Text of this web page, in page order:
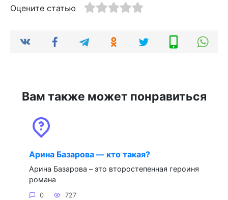
Оцените статью
Вам также может понравиться
Арина Базарова — кто такая?
Арина Базарова – это второстепенная героиня
романа
0 727